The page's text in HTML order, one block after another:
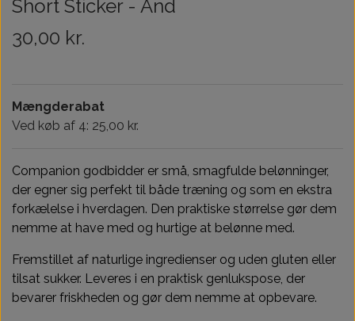
Tilskud
Træningsudstyr & Legetøj
Short Sticker - And
30,00 kr.
Mængderabat
Ved køb af 4: 25,00 kr.
Companion godbidder er små, smagfulde belønninger,
der egner sig perfekt til både træning og som en ekstra
forkælelse i hverdagen. Den praktiske størrelse gør dem
nemme at have med og hurtige at belønne med.
Fremstillet af naturlige ingredienser og uden gluten eller
tilsat sukker. Leveres i en praktisk genlukspose, der
bevarer friskheden og gør dem nemme at opbevare.